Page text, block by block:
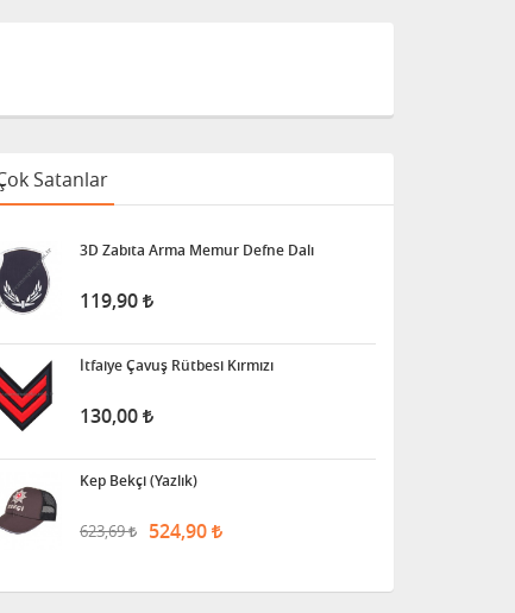
Satanlar
3D Zabıta Arma Memur Defne Dalı
119,90
İtfaiye Çavuş Rütbesi Kırmızı
130,00
Kep Bekçi (Yazlık)
623,69 524,90